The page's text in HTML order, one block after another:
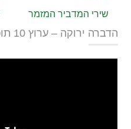
שירי המדביר המזמר
הדברה ירוקה – ערוץ 10 תוכנית הבוקר